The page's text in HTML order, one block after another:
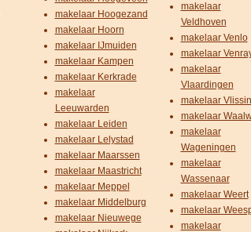
makelaar Hoogezand
makelaar Hoorn
makelaar IJmuiden
makelaar Kampen
makelaar Kerkrade
makelaar
Leeuwarden
makelaar Leiden
makelaar Lelystad
makelaar Maarssen
makelaar Maastricht
makelaar Meppel
makelaar Middelburg
makelaar Nieuwege
makelaar
Veldhoven
makelaar Venlo
makelaar
makelaar
Vlaardingen
makelaar
makelaar
makelaar
Wageningen
makelaar
Wassenaar
makelaar Weert
makelaar
makelaar